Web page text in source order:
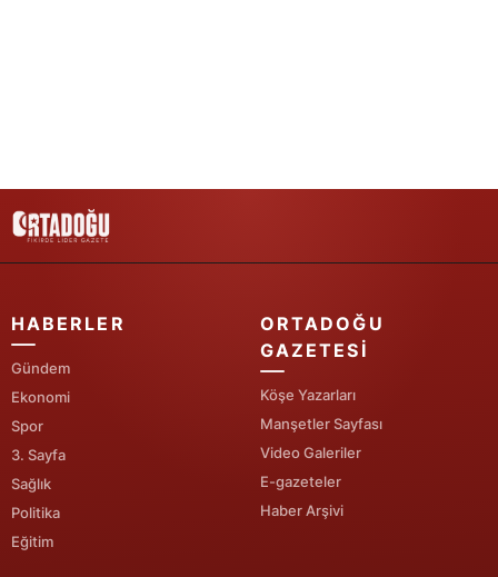
Kırıkkale
Bartın
Ardahan
Iğdır
Yalova
Karabük
HABERLER
Gündem
Ekonomi
Spor
3. Sayfa
Sağlık
Politika
Eğitim
ORTADOĞU
GAZETESI
Köşe Yazarları
Manşetler Sayfası
Video Galeriler
E-gazeteler
Haber Arşivi